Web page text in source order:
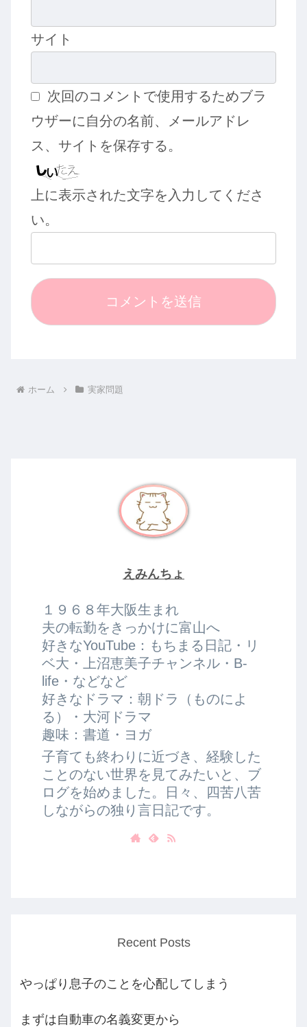
サイト
次回のコメントで使用するためブラ
ウザーに自分の名前、メールアドレ
ス、サイトを保存する。
上に表示された文字を入力してくださ
い。
ホーム 実家問題
えみんちょ
１９６８年大阪生まれ
夫の転勤をきっかけに富山へ
好きなYouTube：もちまる日記・リ
ベ大・上沼恵美子チャンネル・B-
life・などなど
好きなドラマ：朝ドラ（ものによ
る）・大河ドラマ
趣味：書道・ヨガ
子育ても終わりに近づき、経験した
ことのない世界を見てみたいと、ブ
ログを始めました。日々、四苦八苦
しながらの独り言日記です。
Recent Posts
やっぱり息子のことを心配してしまう
まずは自動車の名義変更から